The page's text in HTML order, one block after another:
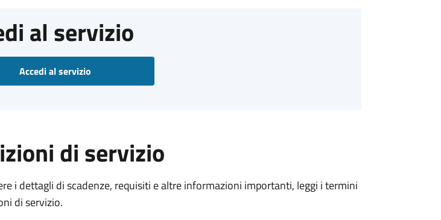
al servizio
Accedi al servizio
di servizio
i dettagli di scadenze, requisiti e altre informazioni importanti, leggi i termini
di servizio.